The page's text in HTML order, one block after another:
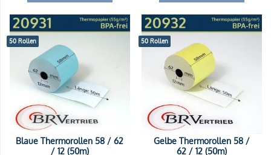
50 Rollen
Blaue Thermorollen 58 / 62
/ 12 (50m)
50 Rollen
Gelbe Thermorollen 58 /
62 / 12 (50m)